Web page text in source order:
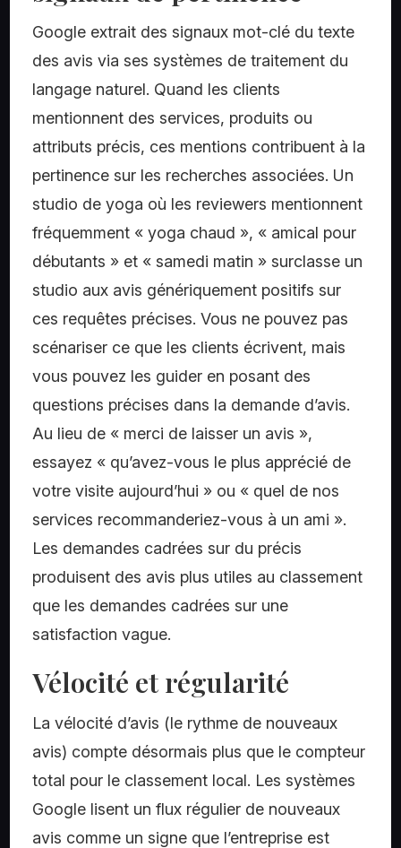
Google extrait des signaux mot-clé du texte
des avis via ses systèmes de traitement du
langage naturel. Quand les clients
mentionnent des services, produits ou
attributs précis, ces mentions contribuent à la
pertinence sur les recherches associées. Un
studio de yoga où les reviewers mentionnent
fréquemment « yoga chaud », « amical pour
débutants » et « samedi matin » surclasse un
studio aux avis génériquement positifs sur
ces requêtes précises. Vous ne pouvez pas
scénariser ce que les clients écrivent, mais
vous pouvez les guider en posant des
questions précises dans la demande d’avis.
Au lieu de « merci de laisser un avis »,
essayez « qu’avez-vous le plus apprécié de
votre visite aujourd’hui » ou « quel de nos
services recommanderiez-vous à un ami ».
Les demandes cadrées sur du précis
produisent des avis plus utiles au classement
que les demandes cadrées sur une
satisfaction vague.
Vélocité et régularité
La vélocité d’avis (le rythme de nouveaux
avis) compte désormais plus que le compteur
total pour le classement local. Les systèmes
Google lisent un flux régulier de nouveaux
avis comme un signe que l’entreprise est